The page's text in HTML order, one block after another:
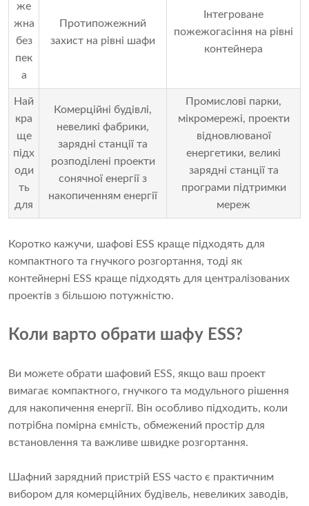
же
жна
без
пек
а
Протипожежний
захист на рівні шафи
Інтегроване
пожежогасіння на рівні
контейнера
Най
кра
ще
підх
оди
ть
для
Комерційні будівлі,
невеликі фабрики,
зарядні станції та
розподілені проекти
сонячної енергії з
накопиченням енергії
Промислові парки,
мікромережі, проекти
відновлюваної
енергетики, великі
зарядні станції та
програми підтримки
мереж
Коротко кажучи, шафові ESS краще підходять для
компактного та гнучкого розгортання, тоді як
контейнерні ESS краще підходять для централізованих
проектів з більшою потужністю.
Коли варто обрати шафу ESS?
Ви можете обрати шафовий ESS, якщо ваш проект
вимагає компактного, гнучкого та модульного рішення
для накопичення енергії. Він особливо підходить, коли
потрібна помірна ємність, обмежений простір для
встановлення та важливе швидке розгортання.
Шафний зарядний пристрій ESS часто є практичним
вибором для комерційних будівель, невеликих заводів,